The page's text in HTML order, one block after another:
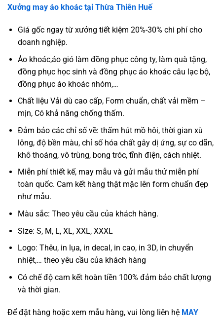
Xưởng may áo khoác tại Thừa Thiên Huế
Giá gốc ngay từ xưởng tiết kiệm 20%-30% chi phí cho
doanh nghiệp.
Áo khoác,áo gió làm đồng phục công ty, làm quà tặng,
đồng phục học sinh và đồng phục áo khoác câu lạc bộ,
đồng phục áo khoác nhóm,…
Chất liệu Vải dù cao cấp, Form chuẩn, chất vải mềm –
mịn, Có khả năng chống thấm.
Đảm bảo các chỉ số về: thấm hút mồ hôi, thời gian xù
lông, độ bền màu, chỉ số hóa chất gây dị ứng, sự co dãn,
khô thoáng, vô trùng, bong tróc, tĩnh điện, cách nhiệt.
Miễn phí thiết kế, may mẫu và gửi mẫu thử miễn phí
toàn quốc. Cam kết hàng thật mặc lên form chuẩn đẹp
như mẫu.
Màu sắc: Theo yêu cầu của khách hàng.
Size: S, M, L, XL, XXL, XXXL
Logo: Thêu, in lụa, in decal, in cao, in 3D, in chuyển
nhiệt,… theo yêu cầu của khách hàng
Có chế độ cam kết hoàn tiền 100% đảm bảo chất lượng
và thời gian.
Để đặt hàng hoặc xem mẫu hàng, vui lòng liên hệ MAY